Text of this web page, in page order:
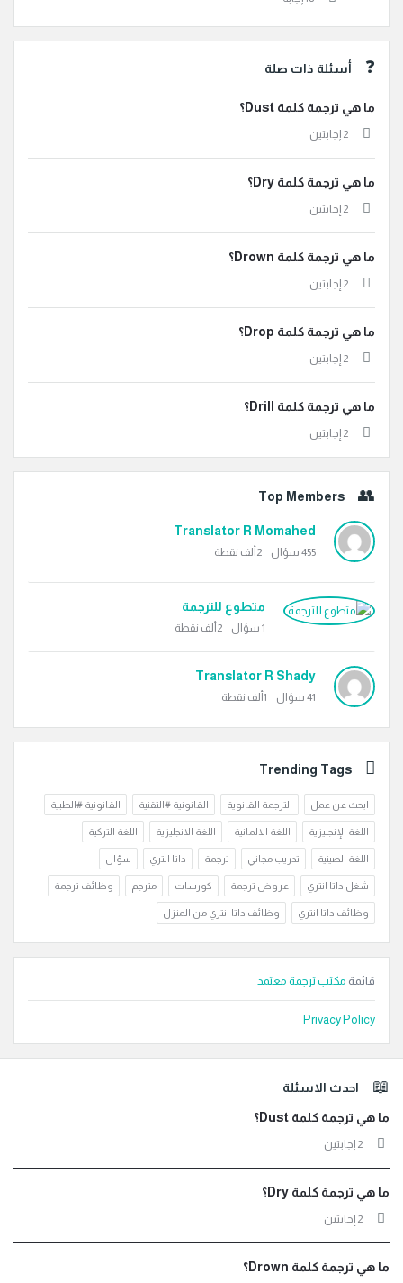
أسئلة ذات صلة
ما هي ترجمة كلمة Dust؟
‫2 إجابتين
ما هي ترجمة كلمة Dry؟
‫2 إجابتين
ما هي ترجمة كلمة Drown؟
‫2 إجابتين
ما هي ترجمة كلمة Drop؟
‫2 إجابتين
ما هي ترجمة كلمة Drill؟
‫2 إجابتين
Top Members
Translator R Momahed
455 سؤال 2ألف نقطة
متطوع للترجمة
1 سؤال 2ألف نقطة
Translator R Shady
41 سؤال 1ألف نقطة
Trending Tags
ابحث عن عمل الترجمة القانوية القانونية #التقنية القانونية #الطبية
اللغة الإنجليزية اللغة الالمانية اللغة الانجليزية اللغة التركية
اللغة الصينية تدريب مجاني ترجمة داتا انتري سؤال
شغل داتا انتري عروض ترجمة كورسات مترجم وظائف ترجمة
وظائف داتا انتري وظائف داتا انتري من المنزل
قائمة مكتب ترجمة معتمد
Privacy Policy
الفوتراحدث الاسئلة
ما هي ترجمة كلمة Dust؟
‫2 إجابتين
ما هي ترجمة كلمة Dry؟
‫2 إجابتين
ما هي ترجمة كلمة Drown؟